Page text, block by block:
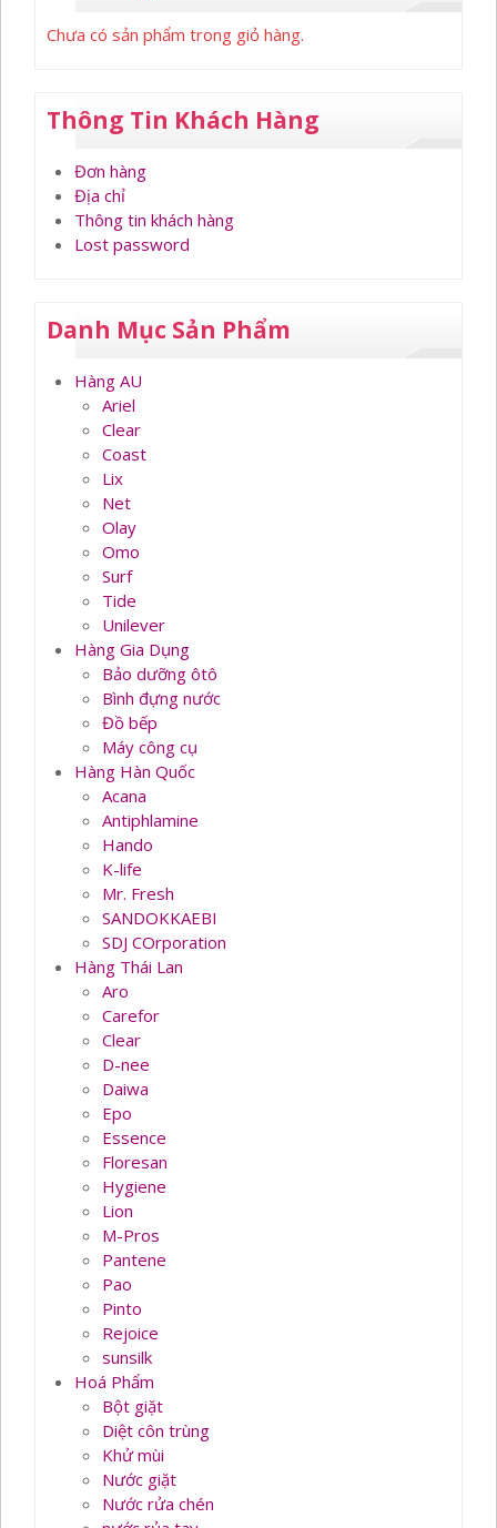
Chưa có sản phẩm trong giỏ hàng.
Thông Tin Khách Hàng
Đơn hàng
Địa chỉ
Thông tin khách hàng
Lost password
Danh Mục Sản Phẩm
Hàng AU
Ariel
Clear
Coast
Lix
Net
Olay
Omo
Surf
Tide
Unilever
Hàng Gia Dụng
Bảo dưỡng ôtô
Bình đựng nước
Đồ bếp
Máy công cụ
Hàng Hàn Quốc
Acana
Antiphlamine
Hando
K-life
Mr. Fresh
SANDOKKAEBI
SDJ COrporation
Hàng Thái Lan
Aro
Carefor
Clear
D-nee
Daiwa
Epo
Essence
Floresan
Hygiene
Lion
M-Pros
Pantene
Pao
Pinto
Rejoice
sunsilk
Hoá Phẩm
Bột giặt
Diệt côn trùng
Khử mùi
Nước giặt
Nước rửa chén